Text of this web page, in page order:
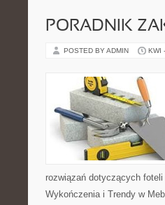
PORADNIK
POSTED BY ADMIN KWI
rozwiązań dotyczących
Wykończenia i Trendy w